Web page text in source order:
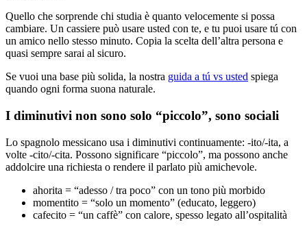
Quello che sorprende chi studia è quanto velocemente si possa
cambiare. Un cassiere può usare usted con te, e tu puoi usare tú con
un amico nello stesso minuto. Copia la scelta dell’altra persona e
quasi sempre sarai al sicuro.
Se vuoi una base più solida, la nostra guida a tú vs usted spiega
quando ogni forma suona naturale.
I diminutivi non sono solo “piccolo”, sono sociali
Lo spagnolo messicano usa i diminutivi continuamente: -ito/-ita, a
volte -cito/-cita. Possono significare “piccolo”, ma possono anche
addolcire una richiesta o rendere il parlato più amichevole.
ahorita = “adesso / tra poco” con un tono più morbido
momentito = “solo un momento” (educato, leggero)
cafecito = “un caffè” con calore, spesso legato all’ospitalità